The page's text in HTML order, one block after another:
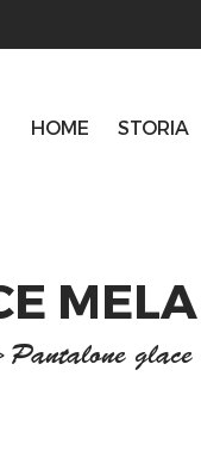
HOME STORIA
Pantalone glace